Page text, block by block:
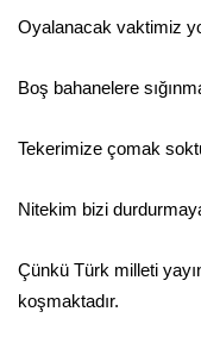
Oyalanacak vaktimiz
Boş bahanelere
Tekerimize çomak
Nitekim bizi
Çünkü Türk milleti
koşmaktadır.